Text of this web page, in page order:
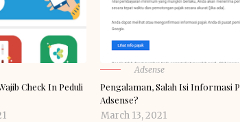
Check In Peduli
Adsense
Pengalaman, Salah Isi Informasi
Adsense?
March 13, 2021